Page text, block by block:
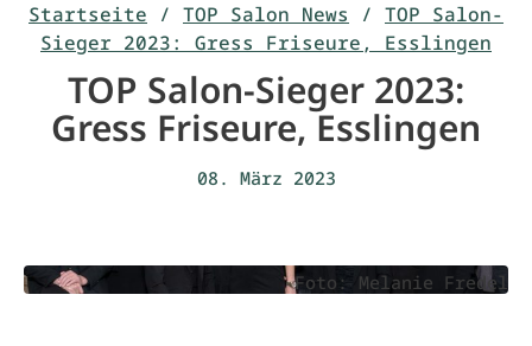
Startseite / TOP Salon News / TOP Salon-
Sieger 2023: Gress Friseure, Esslingen
TOP Salon-Sieger 2023:
Gress Friseure, Esslingen
08. März 2023
Foto: Melanie Fredel